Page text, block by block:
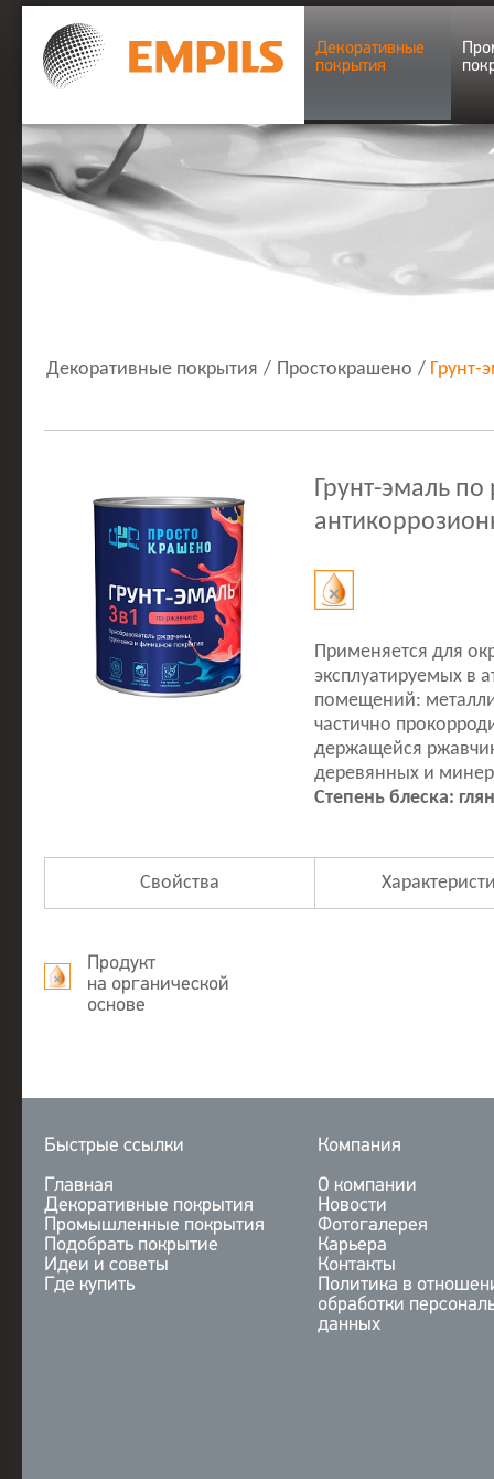
Декоративные
покрытия
Декоративные покрытия / Простокрашено / Грунт-
Грунт-эмаль
Применяется для
эксплуатируемых в
помещений:
частично
держащейся
деревянных и
Степень блеска:
Свойства
Продукт
на органической
основе
Быстрые ссылки
Главная
Декоративные покрытия
Промышленные покрытия
Подобрать покрытие
Идеи и советы
Где купить
Компания
О компании
Новости
Фотогалерея
Карьера
Контакты
Политика в
обработки
данных